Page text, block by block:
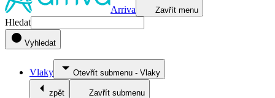
Arriva Zavřít menu
Hledat
Vyhledat
Vlaky Otevřít submenu - Vlaky
zpět Zavřít submenu